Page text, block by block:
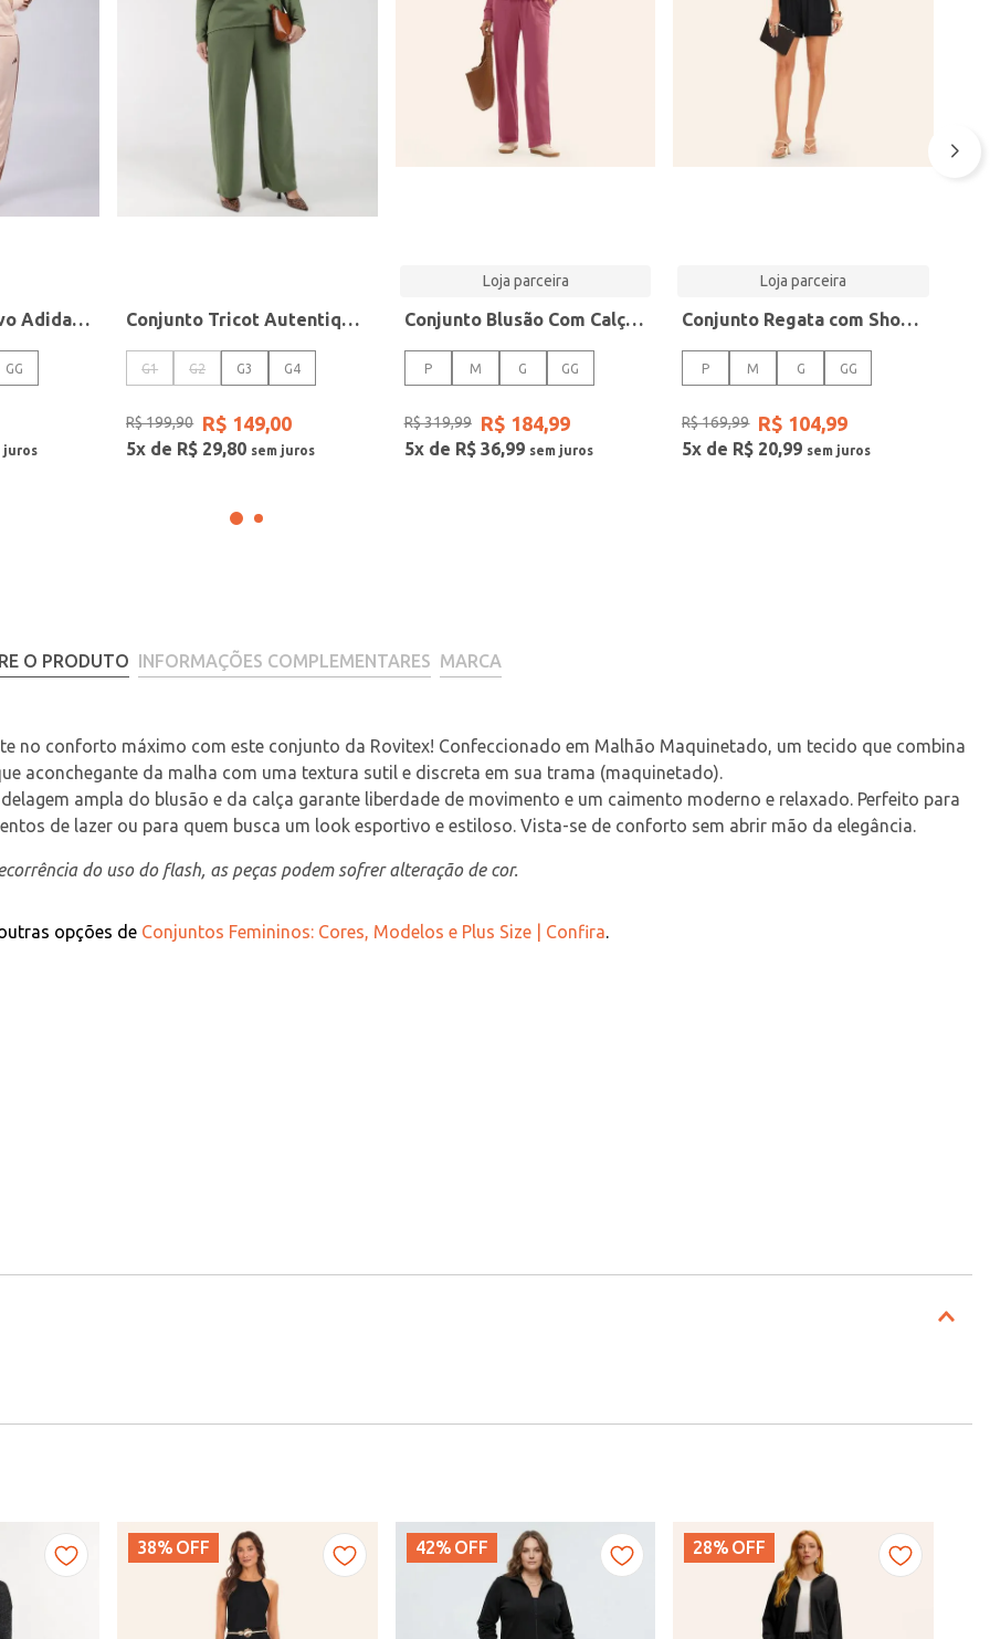
Agasalho Esportivo Adidas Feminino ROSE
GG
Conjunto Tricot Autentique Plus Size Feminino VERDE
G1 G2 G3 G4
R$199,90 R$ 149,00
5x de R$ 29,80
Loja parceira
Conjunto Blusão Com Calça Feminino Rovitex Vermelho
P M G GG
R$319,99 R$ 184,99
5x de R$ 36,99
Loja parceira
Conjunto Regata com Shorts Feminino Rovitex Preto
P M G GG
R$169,99 R$ 104,99
5x de R$ 20,99
O PRODUTO INFORMAÇÕES COMPLEMENTARES MARCA
no conforto máximo com este conjunto da Rovitex! Confeccionado em Malhão Maquinetado, um tecido que combina
aconchegante da malha com uma textura sutil e discreta em sua trama (maquinetado).
ampla do blusão e da calça garante liberdade de movimento e um caimento moderno e relaxado. Perfeito para
de lazer ou para quem busca um look esportivo e estiloso. Vista-se de conforto sem abrir mão da elegância.
do uso do flash, as peças podem sofrer alteração de cor.
opções de Conjuntos Femininos: Cores, Modelos e Plus Size | Confira.
38% OFF 42% OFF 28% OFF